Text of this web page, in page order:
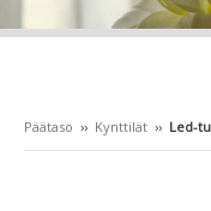
Päätaso ›› Kynttilät ›› Led-